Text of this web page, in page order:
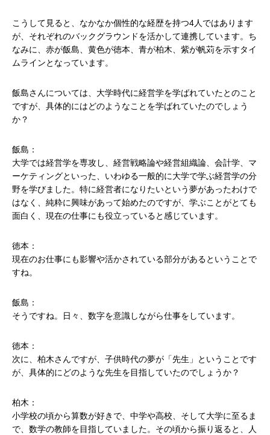
こうして見ると、なかなか個性的な経歴を持つ4人ではあります
が、それぞれのバックグラウンドを活かして連携しています。ち
なみに、赤が飯島、黄色が徳本、青が柏木、紫が帆苅を示すタイ
ムラインとなっています。
飯島さんについては、大学時代に経営学を学ばれていたとのこと
ですが、具体的にはどのようなことを学ばれていたのでしょう
か？
飯島：
大学では経営学を専攻し、経営戦略論や経営組織論、会計学、マ
ーケティングといった、いわゆる一般的に大学で学ぶ経営学の分
野を学びました。特に経営者になりたいという夢があったわけで
はなく、純粋に興味があって始めたのですが、学ぶことがとても
面白く、現在の仕事にも役立っていると感じています。
徳本：
現在のお仕事にも影響や活かされている部分があるということで
すね。
飯島：
そうですね。日々、数字を意識しながら仕事をしています。
徳本：
次に、柏木さんですが、子供時代の夢が「先生」ということです
が、具体的にどのような先生を目指していたのでしょうか？
柏木：
小学校の頃から算数が好きで、中学や高校、そして大学に至るま
で、数学の教師を目指していました。その頃から振り返ると、人